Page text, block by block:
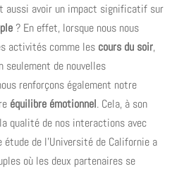
aussi avoir un impact significatif sur
? En effet, lorsque nous nous
activités comme les cours du soir,
seulement de nouvelles
renforçons également notre
équilibre émotionnel. Cela, à son
qualité de nos interactions avec
étude de l’Université de Californie a
où les deux partenaires se